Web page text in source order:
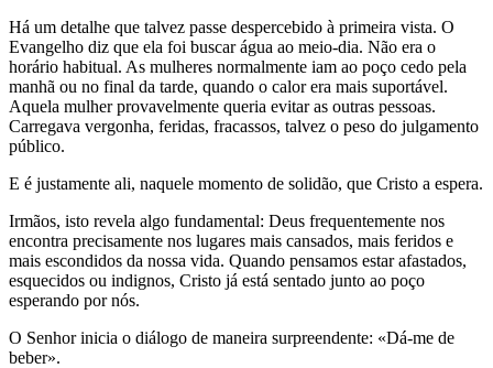
Há um detalhe que talvez passe despercebido à primeira vista. O
Evangelho diz que ela foi buscar água ao meio-dia. Não era o
horário habitual. As mulheres normalmente iam ao poço cedo pela
manhã ou no final da tarde, quando o calor era mais suportável.
Aquela mulher provavelmente queria evitar as outras pessoas.
Carregava vergonha, feridas, fracassos, talvez o peso do julgamento
público.
E é justamente ali, naquele momento de solidão, que Cristo a espera.
Irmãos, isto revela algo fundamental: Deus frequentemente nos
encontra precisamente nos lugares mais cansados, mais feridos e
mais escondidos da nossa vida. Quando pensamos estar afastados,
esquecidos ou indignos, Cristo já está sentado junto ao poço
esperando por nós.
O Senhor inicia o diálogo de maneira surpreendente: «Dá-me de
beber».